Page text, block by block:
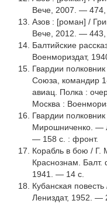
Вече, 2007. —
Азов : [роман] /
Вече, 2012. — 443,
Балтийские
Военмориздат,
Гвардии
Союза, командир
авиац. Полка :
Москва :
Гвардии
Мирошниченко. —
— 158 с. : фронт.
Корабль в бою / Г.
Краснознам.
1941. — 14 с.
Кубанская
Лениздат, 1952. —